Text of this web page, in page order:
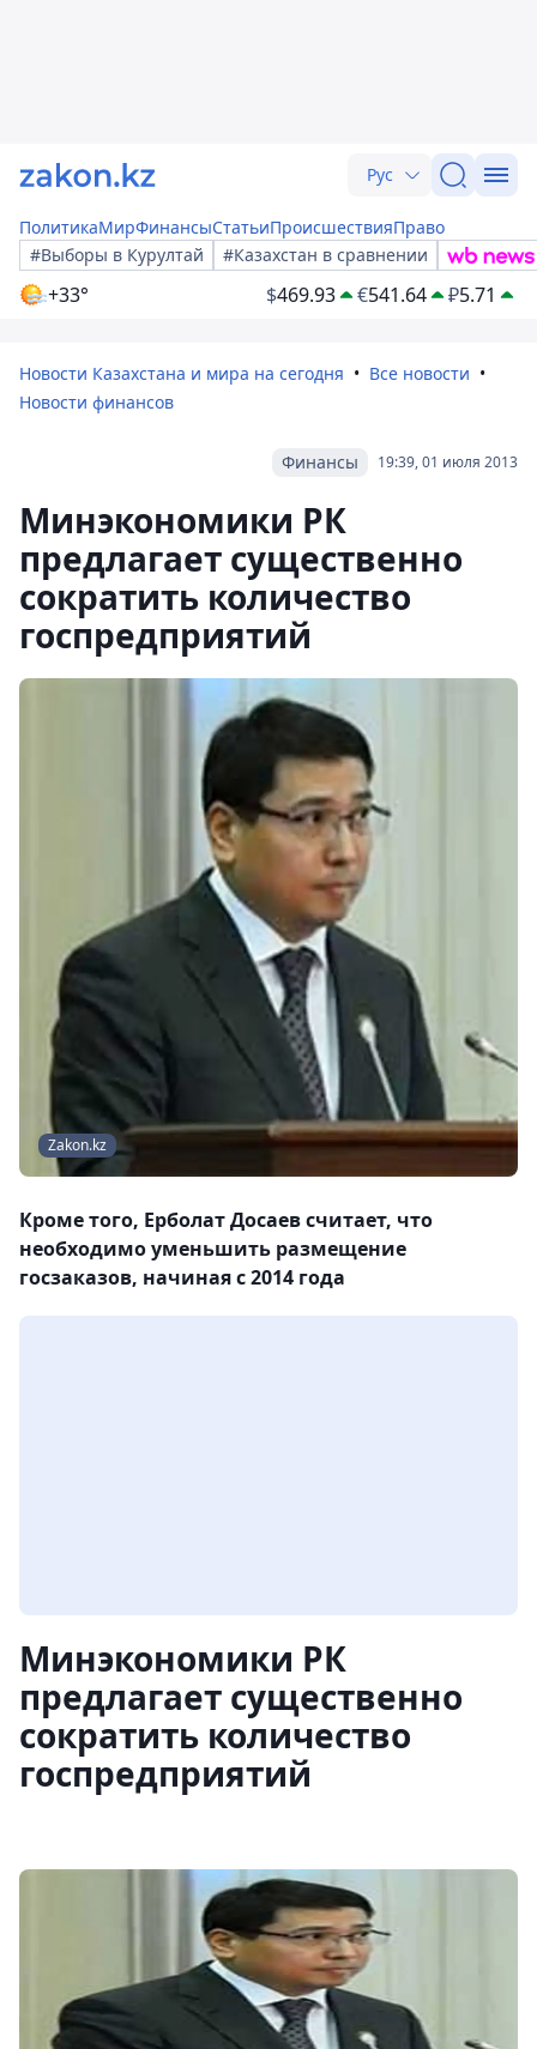
Рус
ПолитикаМирФинансыСтатьиПроисшествияПраво
#Выборы в Курултай
#Казахстан в сравнении
+33° $469.93 €541.64 ₽5.71
Новости Казахстана и мира на сегодня
Все новости
Новости финансов
19:39, 01 июля 2013
Финансы
Минэкономики РК
предлагает существенно
сократить количество
госпредприятий
Zakon.kz
Кроме того, Ерболат Досаев считает, что
необходимо уменьшить размещение
госзаказов, начиная с 2014 года
Минэкономики РК
предлагает существенно
сократить количество
госпредприятий